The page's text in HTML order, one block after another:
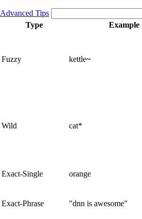
Advanced Tips
Type
Example
Fuzzy kettle~
Wild cat*
Exact-Single
orange
Exact-Phrase "dnn is awesome"